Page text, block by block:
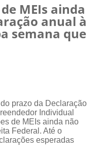
MEIs ainda
anual à
semana que
prazo da Declaração
Individual
de MEIs ainda não
Federal. Até o
esperadas